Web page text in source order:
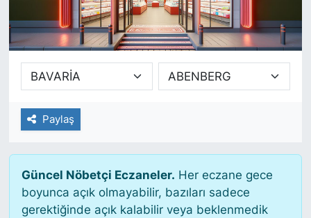
Paylaş
Güncel Nöbetçi Eczaneler. Her eczane gece
boyunca açık olmayabilir, bazıları sadece
gerektiğinde açık kalabilir veya beklenmedik
SİYASET
SAĞLIK